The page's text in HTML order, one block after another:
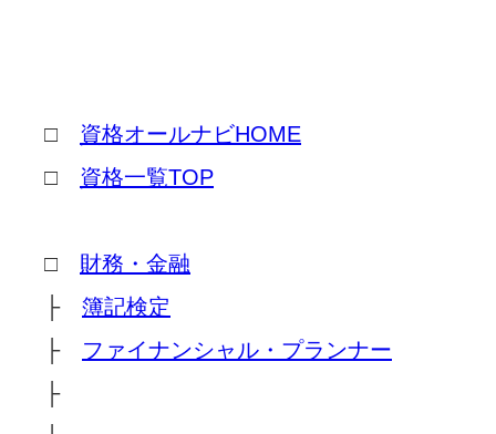
□ 資格オールナビHOME
□ 資格一覧TOP
□ 財務・金融
├ 簿記検定
├ ファイナンシャル・プランナー
├